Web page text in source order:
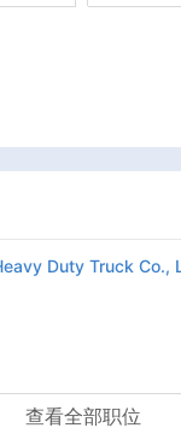
Duty Truck Co.,
查看全部职位